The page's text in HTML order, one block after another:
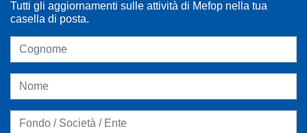
Tutti gli aggiornamenti sulle attività di Mefop nella tua
casella di posta.